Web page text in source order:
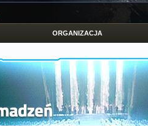
ORGANIZACJA